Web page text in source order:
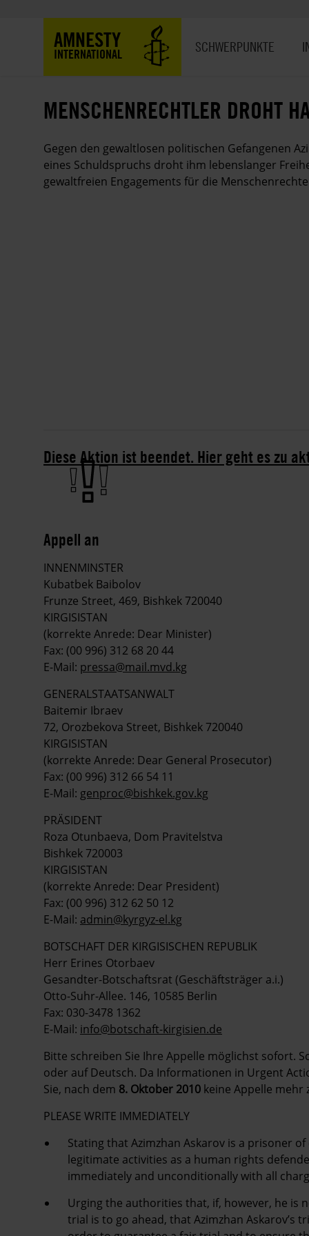
AMNESTY
INTERNATIONAL SCHWERPUNKTE
MENSCHENRECHTLER DROHT
Gegen den gewaltlosen politischen Gefangenen
eines Schuldspruchs droht ihm lebenslanger
gewaltfreien Engagements für die
Diese Aktion ist beendet. Hier geht es zu
Appell an
INNENMINSTER
Kubatbek Baibolov
Frunze Street, 469, Bishkek 720040
KIRGISISTAN
(korrekte Anrede: Dear Minister)
Fax: (00 996) 312 68 20 44
E-Mail: pressa@mail.mvd.kg
GENERALSTAATSANWALT
Baitemir Ibraev
72, Orozbekova Street, Bishkek 720040
KIRGISISTAN
(korrekte Anrede: Dear General Prosecutor)
Fax: (00 996) 312 66 54 11
E-Mail: genproc@bishkek.gov.kg
PRÄSIDENT
Roza Otunbaeva, Dom Pravitelstva
Bishkek 720003
KIRGISISTAN
(korrekte Anrede: Dear President)
Fax: (00 996) 312 62 50 12
E-Mail: admin@kyrgyz-el.kg
BOTSCHAFT DER KIRGISISCHEN REPUBLIK
Herr Erines Otorbaev
Gesandter-Botschaftsrat (Geschäftsträger a.i.)
Otto-Suhr-Allee. 146, 10585 Berlin
Fax: 030-3478 1362
E-Mail: info@botschaft-kirgisien.de
Bitte schreiben Sie Ihre Appelle möglichst sofort.
oder auf Deutsch. Da Informationen in Urgent
Sie, nach dem 8. Oktober 2010 keine Appelle mehr
PLEASE WRITE IMMEDIATELY
Stating that Azimzhan Askarov is a prisoner
legitimate activities as a human rights
immediately and unconditionally with all
Urging the authorities that, if, however, he is
trial is to go ahead, that Azimzhan